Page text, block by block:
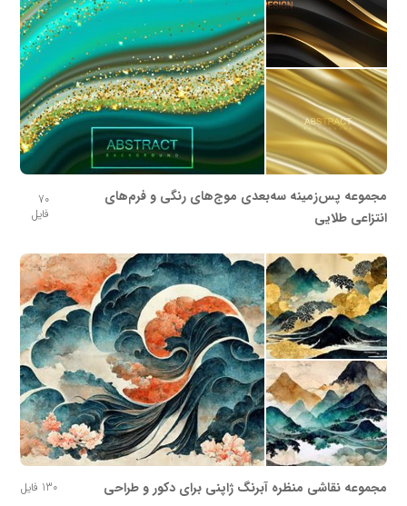
مجموعه پس‌زمینه سه‌بعدی موج‌های رنگی و فرم‌های
انتزاعی طلایی
70
فایل
مجموعه نقاشی منظره آبرنگ ژاپنی برای دکور و طراحی 130 فایل